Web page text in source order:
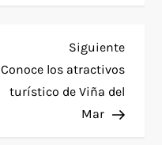
Siguiente
Conoce los atractivos
turístico de Viña del
Mar